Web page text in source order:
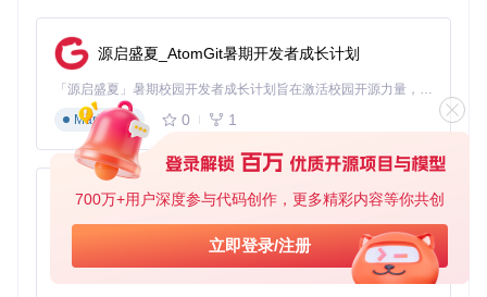
700万+用户深度参与代码创作，更多精彩内容等你共创
立即登录/注册
短，无法反复观看。
解决方案
库：
打开课程页面，点击猫抓图标激活资源嗅探
在弹出面板中勾选需要保存的视频资源
设置自动命名规则，点击"下载所选"完成保存
图：猫抓资源嗅探主界面，显示检测到的视频资源列表，支持
通过这种方式，王工将所有课程视频保存到本地，建立了个人
源启盛夏_AtomGit暑期开发者成长计划
「源启盛夏」暑期校园开发者成长计划旨在激活校园开源力量，通过积分激励、认证扶持、资源倾斜等形式，引导高校组织和开发者完成「入驻 — 建项目 — 做贡献 — 获认证 — 得资源」的完整闭环。无论你是想带领社团入驻平台的组织者，还是希望用代码贡献证明自己的开发者，都能在这里找到属于你的成长路径。
Markdown
0 1
py-xiaozhi
基于Python的Xiaozhi AI，适用于想要完整Xiaozhi体验而无需拥有专用硬件的用户。
Python
0 1